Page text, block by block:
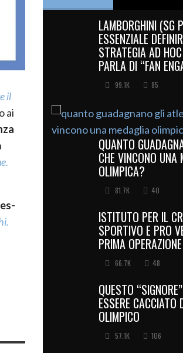
il
ai
LAMBORGHINI (SG
ESSENZIALE
STRATEGIA AD
PARLA DI “FAN
99.1K 85
QUANTO
CHE VINCONO UNA
OLIMPICA?
81.7K 40
ISTITUTO PER IL
SPORTIVO E PRO
PRIMA
66.7K 48
QUESTO
ESSERE CACCIATO
OLIMPICO
57.1K 106